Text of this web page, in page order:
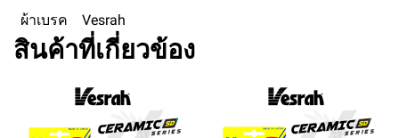
ผ้าเบรค Vesrah
สินค้าที่เกี่ยวข้อง